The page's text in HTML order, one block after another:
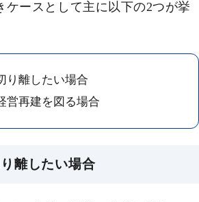
ケースとして主に以下の2つが挙
り離したい場合
営再建を図る場合
離したい場合